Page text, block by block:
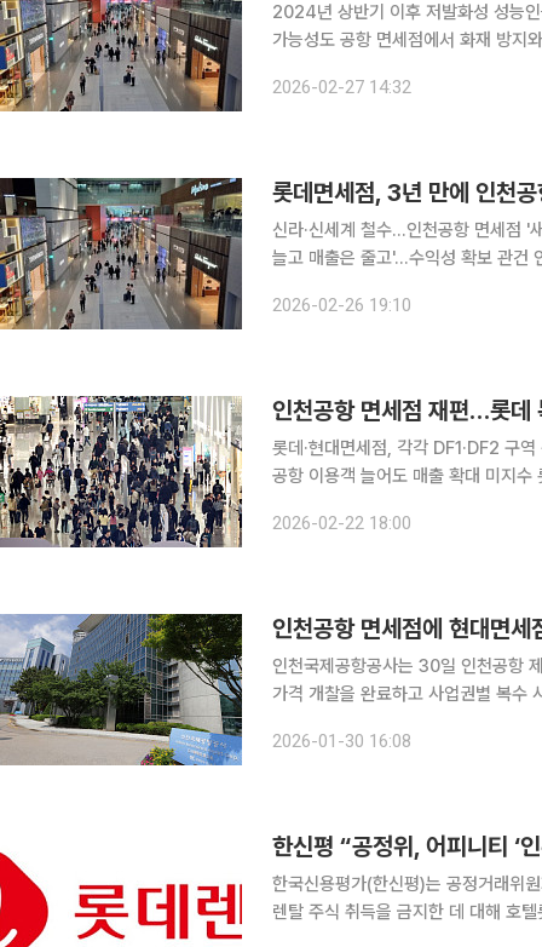
2024년 상반기 이후 저발화성 성능
가능성도 공항 면세점에서 화재 방지와 관련한 필수 인증 유효기간이 초과된 일부 중국산 담배가 판
제기된다. 27일 이투데이 취재
2026-02-27 14:32
롯데면세점, 3년 만에 인천
신라·신세계 철수...인천공항 면세점
늘고 매출은 줄고'…수익성 확보 관건 인천국제공항 면세점 내 핵심 구역인 DF1(향수·화장품)과
크게 낮췄지만, 구조적으로 둔화한 면
2026-02-26 19:10
인천공항 면세점 재편…롯데
롯데·현대면세점, 각각 DF1·DF2 구
공항 이용객 늘어도 매출 확대 미지수 롯데면세점이 3년 만에 인천국제공항에 재입성하고 현대면세
료 부담은 크게 낮췄지만, 구조적으로
2026-02-22 18:00
인천공항 면세점에 현대면세
인천국제공항공사는 30일 인천공항
가격 개찰을 완료하고 사업권별 복수 사업
디에프(현대면세점)와 호텔롯데가 선
2026-01-30 16:08
한국신용평가(한신평)는 공정거래위
렌탈 주식 취득을 금지한 데 대해 호